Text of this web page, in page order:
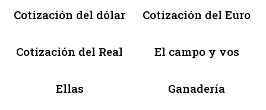
Cotización del dólar Cotización del Euro
Cotización del Real El campo y vos
Ellas Ganadería